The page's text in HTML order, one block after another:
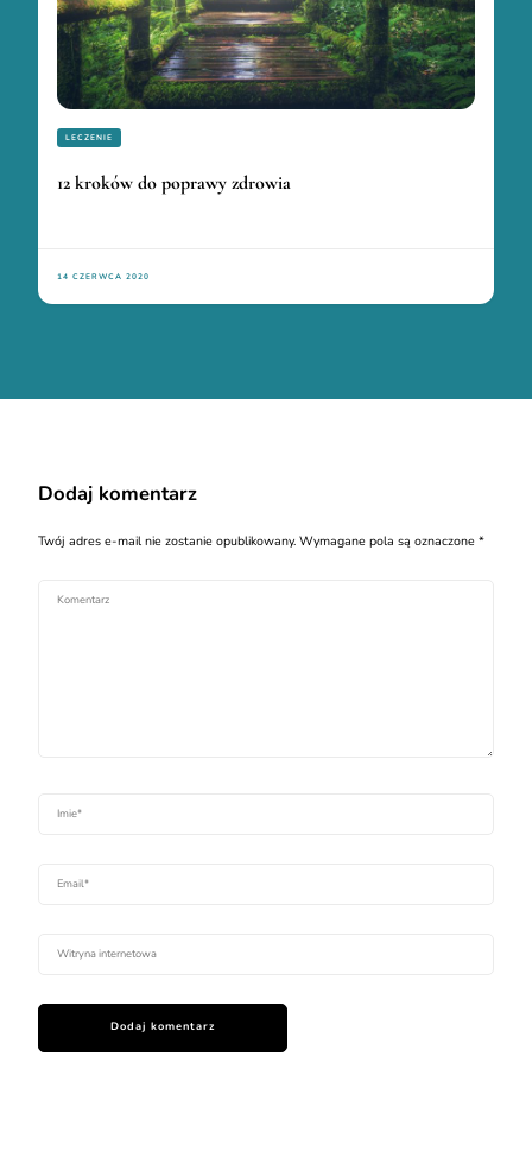
LECZENIE
12 kroków do poprawy zdrowia
14 CZERWCA 2020
Dodaj komentarz
Twój adres e-mail nie zostanie opublikowany. Wymagane pola są oznaczone *